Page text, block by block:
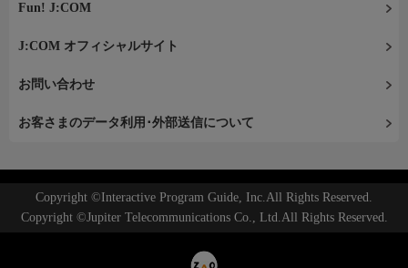
Fun! J:COM
J:COM オフィシャルサイト
お問い合わせ
お客さまのデータ利用･外部送信について
Copyright ©Interactive Program Guide, Inc.All Rights Reserved.
Copyright ©Jupiter Telecommunications Co., Ltd.All Rights Reserved.